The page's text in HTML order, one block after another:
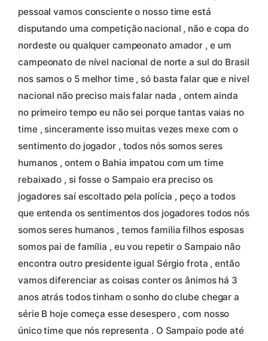
pessoal vamos consciente o nosso time está
disputando uma competição nacional , não e copa do
nordeste ou qualquer campeonato amador , e um
campeonato de nível nacional de norte a sul do Brasil
nos samos o 5 melhor time , só basta falar que e nivel
nacional não preciso mais falar nada , ontem ainda
no primeiro tempo eu não sei porque tantas vaias no
time , sinceramente isso muitas vezes mexe com o
sentimento do jogador , todos nós somos seres
humanos , ontem o Bahia impatou com um time
rebaixado , si fosse o Sampaio era preciso os
jogadores saí escoltado pela polícia , peço a todos
que entenda os sentimentos dos jogadores todos nós
somos seres humanos , temos familia filhos esposas
somos pai de família , eu vou repetir o Sampaio não
encontra outro presidente igual Sérgio frota , então
vamos diferenciar as coisas conter os ânimos há 3
anos atrás todos tinham o sonho do clube chegar a
série B hoje começa esse desespero , com nosso
único time que nós representa . O Sampaio pode até